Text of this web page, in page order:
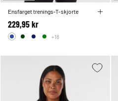
Ensfarget trenings-T-skjorte
229,95 kr
+18